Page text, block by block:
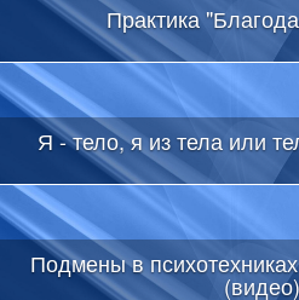
Практика
Я - тело, я из тела или
Подмены в
(видео)